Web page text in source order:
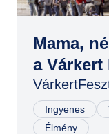
Mama,
a Várkert
Ingyenes
Élmény